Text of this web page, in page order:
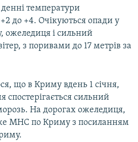
температури
до +4. Очікуються опади у
ожеледиця і сильний
з поривами до 17 метрів за
що в Криму вдень 1 січня,
спостерігається сильний
На дорогах ожеледиця,
МНС по Криму з посиланням